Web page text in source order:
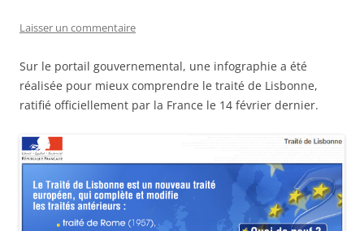
Laisser un commentaire
Sur le portail gouvernemental, une infographie a été
réalisée pour mieux comprendre le traité de Lisbonne,
ratifié officiellement par la France le 14 février dernier.